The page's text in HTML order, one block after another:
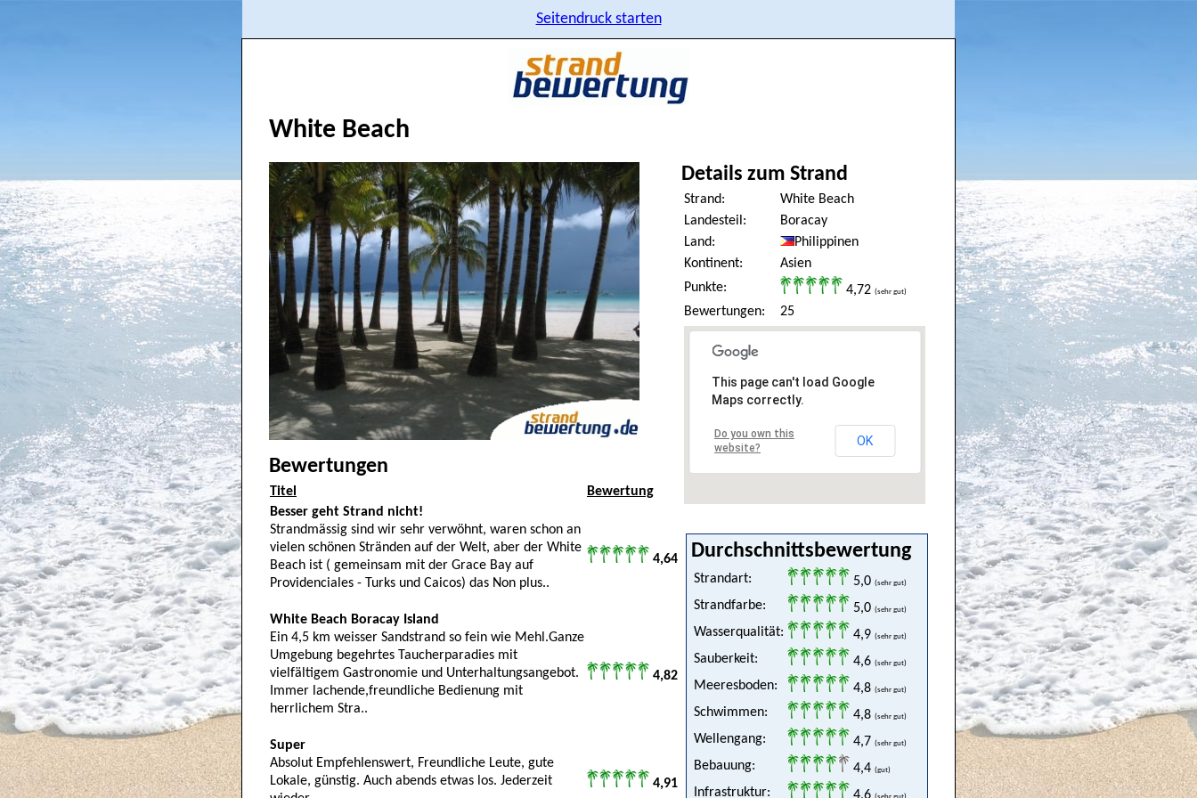
Seitendruck starten
White Beach
Details zum Strand
Strand:
White Beach
Landesteil:
Boracay
Land:
Philippinen
Kontinent:
Asien
Punkte:
4,72 (sehr gut)
Bewertungen: 25
This page can't load Google
Maps correctly.
Do you own this
website?
OK
Durchschnittsbewertung
Strandart: 5,0 (sehr gut)
Strandfarbe: 5,0 (sehr gut)
Wasserqualität: 4,9 (sehr gut)
Sauberkeit: 4,6 (sehr gut)
Meeresboden: 4,8 (sehr gut)
Schwimmen: 4,8 (sehr gut)
Wellengang: 4,7 (sehr gut)
Bebauung: 4,4 (gut)
Infrastruktur:
Bewertungen
Titel
Bewertung
Besser geht Strand nicht!
Strandmässig sind wir sehr verwöhnt, waren schon an
vielen schönen Stränden auf der Welt, aber der White
Beach ist ( gemeinsam mit der Grace Bay auf
Providenciales - Turks und Caicos) das Non plus..
4,64
White Beach Boracay Island
Ein 4,5 km weisser Sandstrand so fein wie Mehl.Ganze
Umgebung begehrtes Taucherparadies mit
vielfältigem Gastronomie und Unterhaltungsangebot.
Immer lachende,freundliche Bedienung mit
herrlichem Stra..
4,82
Super
Absolut Empfehlenswert, Freundliche Leute, gute
Lokale, günstig. Auch abends etwas los. Jederzeit
4,91